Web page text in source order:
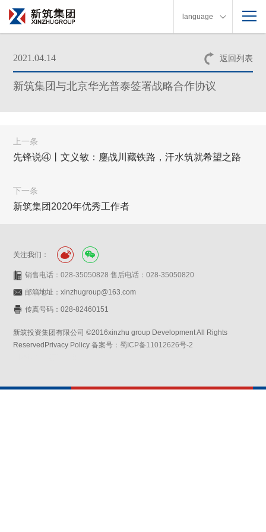
language
返回列表
2021.04.14
新筑集团与北京华光普泰签署战略合作协议
上一条
先锋说④丨文义敏：鏖战川藏铁路，汗水筑就希望之路
下一条
新筑集团2020年优秀工作者
关注我们：
销售电话：028-35050828 售后电话：028-35050820
邮箱地址：xinzhugroup@163.com
传真号码：028-82460151
新筑投资集团有限公司 ©2016xinzhu group Development All Rights
ReservedPrivacy Policy备案号：蜀ICP备11012626号-2